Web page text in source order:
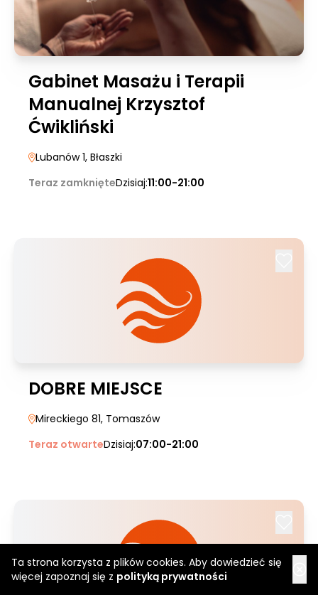
Ta strona korzysta z plików cookies. Aby dowiedzieć się
więcej zapoznaj się z polityką prywatności
Gabinet Masażu i Terapii
Manualnej Krzysztof
Ćwikliński
Lubanów 1, Błaszki
Teraz zamknięteDzisiaj:11:00-21:00
DOBRE MIEJSCE
Mireckiego 81, Tomaszów
Teraz otwarteDzisiaj:07:00-21:00